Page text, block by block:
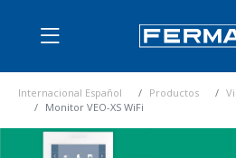
Internacional Español Productos
Monitor VEO-XS WiFi